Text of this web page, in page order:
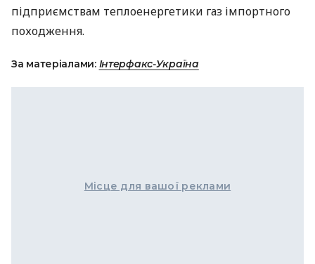
підприємствам теплоенергетики газ імпортного
походження.
За матеріалами: Інтерфакс-Україна
Місце для вашої реклами